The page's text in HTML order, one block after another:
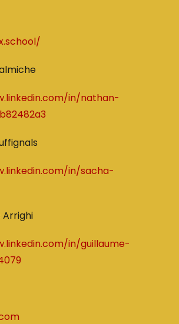
in/nathan-
in/sacha-
Arrighi
in/guillaume-